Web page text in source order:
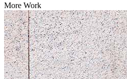
More Work